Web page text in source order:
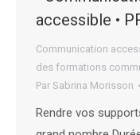
accessible •
Communication
des formations
Par Sabrina Morisson
Rendre vos